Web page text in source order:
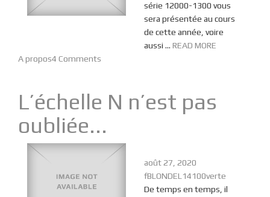
série 12000-1300 vous
sera présentée au cours
de cette année, voire
aussi ... READ MORE
A propos4 Comments
L’échelle N n’est pas
oubliée...
août 27, 2020
fBLONDEL14100verte
De temps en temps, il